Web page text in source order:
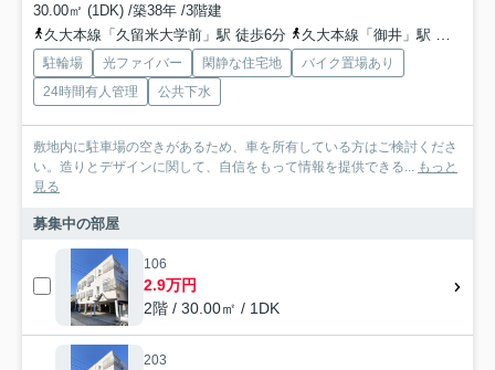
30.00㎡ (1DK) /築38年 /3階建
久大本線「久留米大学前」駅 徒歩6分
久大本線「御井」駅 徒歩24分
駐輪場 光ファイバー 閑静な住宅地
バイク置場あり
24時間有人管理
公共下水
敷地内に駐車場の空きがあるため、車を所有している方はご検討くださ
い。造りとデザインに関して、自信をもって情報を提供できる... もっと
見る
募集中の部屋
106
2.9万円
2階 / 30.00㎡ / 1DK
203